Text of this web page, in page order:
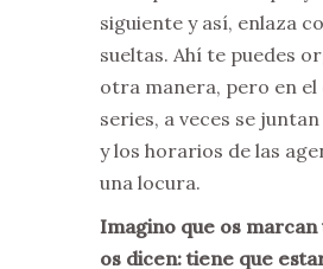
siguiente y así, enlaza
sueltas. Ahí te puedes
otra manera, pero en el
series, a veces se
y los horarios de las
una locura.
Imagino que os marcan
os dicen: tiene que